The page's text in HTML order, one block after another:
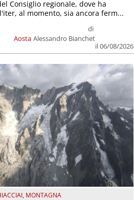
Aosta
di
Alessandro Bianchet
il 06/08/2026
Consiglio regionale, dove ha
al momento, sia ancora ferm...
, MONTAGNA